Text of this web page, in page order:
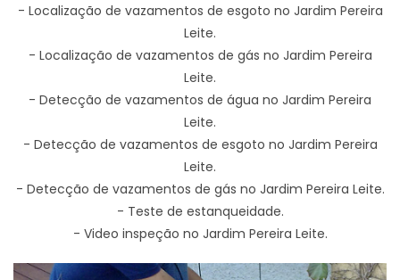
- Localização de vazamentos de esgoto no Jardim Pereira
Leite.
- Localização de vazamentos de gás no Jardim Pereira
Leite.
- Detecção de vazamentos de água no Jardim Pereira
Leite.
- Detecção de vazamentos de esgoto no Jardim Pereira
Leite.
- Detecção de vazamentos de gás no Jardim Pereira Leite.
- Teste de estanqueidade.
- Video inspeção no Jardim Pereira Leite.